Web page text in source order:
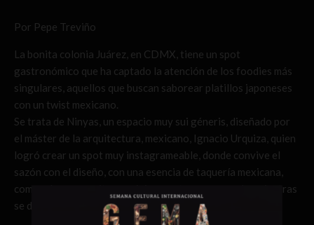
Por Pepe Treviño
La bonita colonia Juárez, en CDMX, tiene un spot
gastronómico que ha captado la atención de los foodies más
singulares, aquellos que buscan saborear platillos japoneses
con un twist mexicano.
Se trata de Ninyas, un espacio muy sui géneris, diseñado por
el máster de la arquitectura, mexicano, Ignacio Urquiza, quien
logró crear un spot muy instagrameable, donde convive el
sazón con el diseño, con una esencia de taquería mexicana,
comunal, que permite convivir con otros comensales mientras
se disfrutan de diversos platillos.